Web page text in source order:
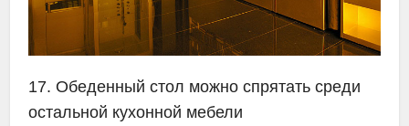
17. Обеденный стол можно спрятать среди
остальной кухонной мебели